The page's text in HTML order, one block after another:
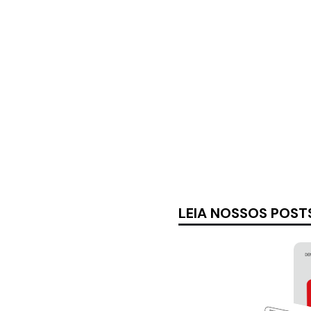
LEIA NOSSOS